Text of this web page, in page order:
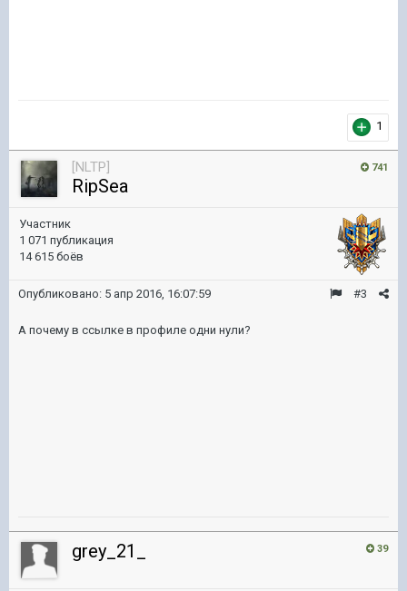
1
741
[NLTP]
RipSea
Участник
1 071 публикация
14 615 боёв
#3
Опубликовано: 5 апр 2016, 16:07:59
А почему в ссылке в профиле одни нули?
39
grey_21_